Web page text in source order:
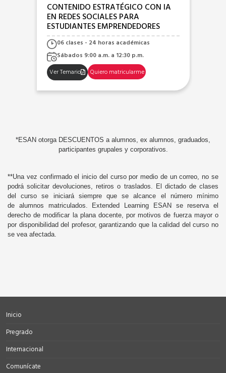
ESTRATÉGICO CON IA
SOCIALES PARA
EMPRENDEDORES
- 24 horas académicas
9:00 a.m. a 12:30 p.m.
Quiero matricularme
PUBLICIDAD DIGITAL EN
GOOGLE CON IA PARA
EMPRENDEDORES
06 clases - 24 horas
Ver Temario
*ESAN otorga DESCUENTOS a alumnos, ex alumnos, graduados,
participantes grupales y corporativos.
**Una vez confirmado el inicio del curso por medio de un correo, no se
podrá solicitar devoluciones, retiros o traslados. El dictado de clases
del curso se iniciará siempre que se alcance el número mínimo
de alumnos matriculados. Extended Learning ESAN se reserva el
derecho de modificar la plana docente, por motivos de fuerza mayor o
por disponibilidad del profesor, garantizando que la calidad del curso no
se vea afectada.
Inicio
Pregrado
Internacional
Comunícate